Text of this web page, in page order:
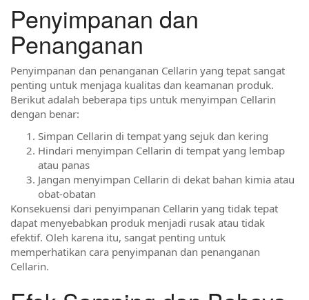
Penyimpanan dan
Penanganan
Penyimpanan dan penanganan Cellarin yang tepat sangat
penting untuk menjaga kualitas dan keamanan produk.
Berikut adalah beberapa tips untuk menyimpan Cellarin
dengan benar:
Simpan Cellarin di tempat yang sejuk dan kering
Hindari menyimpan Cellarin di tempat yang lembap
atau panas
Jangan menyimpan Cellarin di dekat bahan kimia atau
obat-obatan
Konsekuensi dari penyimpanan Cellarin yang tidak tepat
dapat menyebabkan produk menjadi rusak atau tidak
efektif. Oleh karena itu, sangat penting untuk
memperhatikan cara penyimpanan dan penanganan
Cellarin.